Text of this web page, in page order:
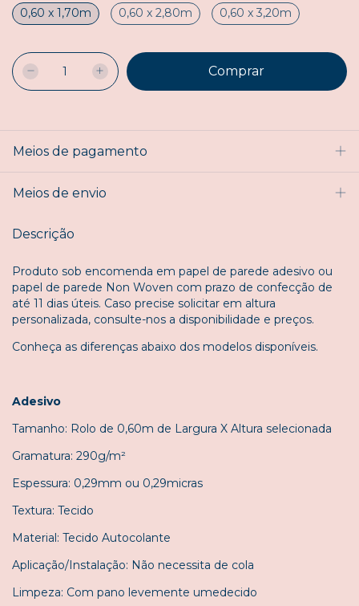
0,60 x 1,70m 0,60 x 2,80m 0,60 x 3,20m
Meios de pagamento
Meios de envio
Descrição
Produto sob encomenda em papel de parede adesivo ou
papel de parede Non Woven com prazo de confecção de
até 11 dias úteis. Caso precise solicitar em altura
personalizada, consulte-nos a disponibilidade e preços.
Conheça as diferenças abaixo dos modelos disponíveis.
Adesivo
Tamanho: Rolo de 0,60m de Largura X Altura selecionada
Gramatura: 290g/m²
Espessura: 0,29mm ou 0,29micras
Textura: Tecido
Material: Tecido Autocolante
Aplicação/Instalação: Não necessita de cola
Limpeza: Com pano levemente umedecido